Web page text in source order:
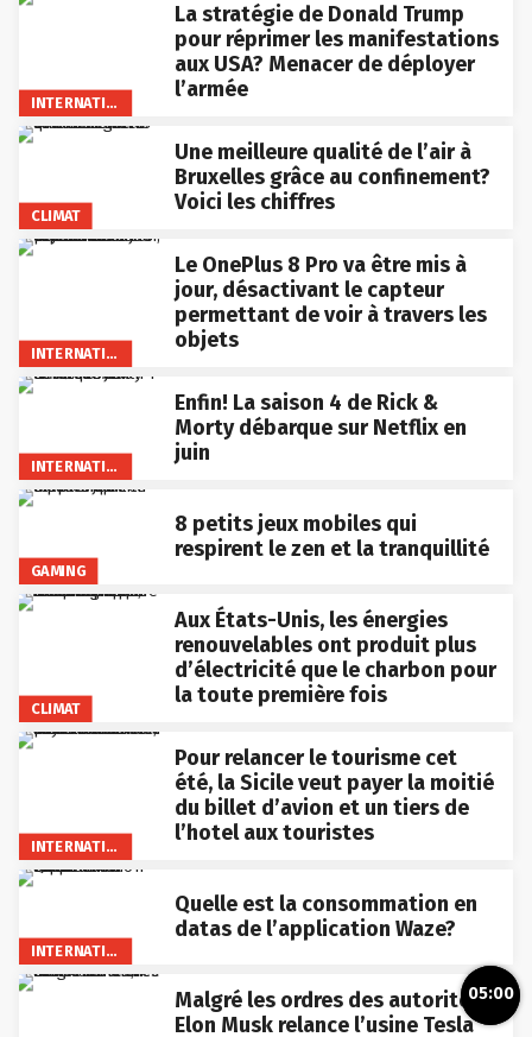
INTERNATIONAL
La stratégie de Donald Trump
pour réprimer les manifestations
aux USA? Menacer de déployer
l’armée
CLIMAT
Une meilleure qualité de l’air à
Bruxelles grâce au confinement?
Voici les chiffres
INTERNATIONAL
Le OnePlus 8 Pro va être mis à
jour, désactivant le capteur
permettant de voir à travers les
objets
INTERNATIONAL
Enfin! La saison 4 de Rick &
Morty débarque sur Netflix en
juin
GAMING
8 petits jeux mobiles qui
respirent le zen et la tranquillité
CLIMAT
Aux États-Unis, les énergies
renouvelables ont produit plus
d’électricité que le charbon pour
la toute première fois
INTERNATIONAL
Pour relancer le tourisme cet
été, la Sicile veut payer la moitié
du billet d’avion et un tiers de
l’hotel aux touristes
INTERNATIONAL
Quelle est la consommation en
datas de l’application Waze?
Malgré les ordres des autorités,
Elon Musk relance l’usine Tesla
05:00